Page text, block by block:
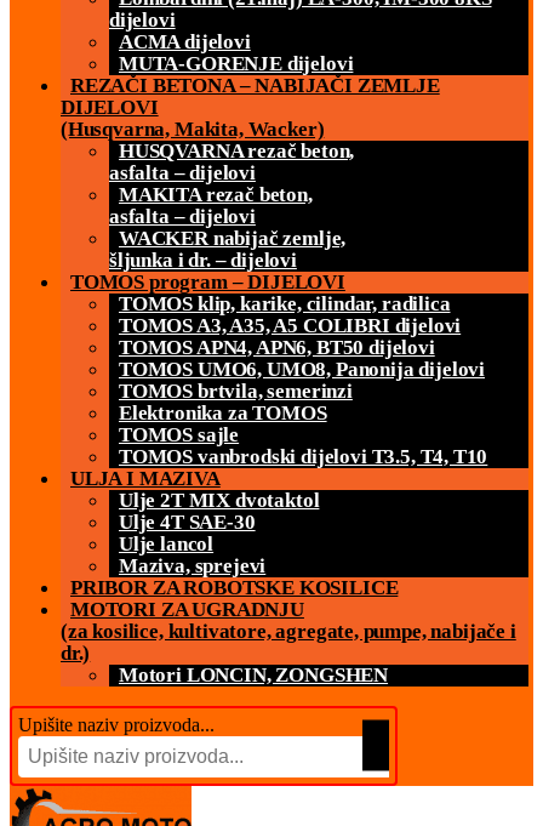
dijelovi
ACMA dijelovi
MUTA-GORENJE dijelovi
REZAČI BETONA – NABIJAČI ZEMLJE
DIJELOVI
(Husqvarna, Makita, Wacker)
HUSQVARNA rezač beton,
asfalta – dijelovi
MAKITA rezač beton,
asfalta – dijelovi
WACKER nabijač zemlje,
šljunka i dr. – dijelovi
TOMOS program – DIJELOVI
TOMOS klip, karike, cilindar, radilica
TOMOS A3, A35, A5 COLIBRI dijelovi
TOMOS APN4, APN6, BT50 dijelovi
TOMOS UMO6, UMO8, Panonija dijelovi
TOMOS brtvila, semerinzi
Elektronika za TOMOS
TOMOS sajle
TOMOS vanbrodski dijelovi T3.5, T4, T10
ULJA I MAZIVA
Ulje 2T MIX dvotaktol
Ulje 4T SAE-30
Ulje lancol
Maziva, sprejevi
PRIBOR ZA ROBOTSKE KOSILICE
MOTORI ZA UGRADNJU
(za kosilice, kultivatore, agregate, pumpe, nabijače i
dr.)
Motori LONCIN, ZONGSHEN
Upišite naziv proizvoda...